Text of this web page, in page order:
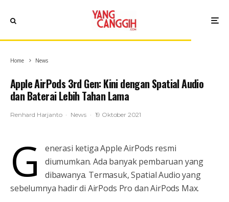
Home News
Apple AirPods 3rd Gen: Kini dengan Spatial Audio
dan Baterai Lebih Tahan Lama
Renhard Harjanto · News · 19 Oktober 2021
G
enerasi ketiga Apple AirPods resmi
diumumkan. Ada banyak pembaruan yang
dibawanya. Termasuk, Spatial Audio yang
sebelumnya hadir di AirPods Pro dan AirPods Max.